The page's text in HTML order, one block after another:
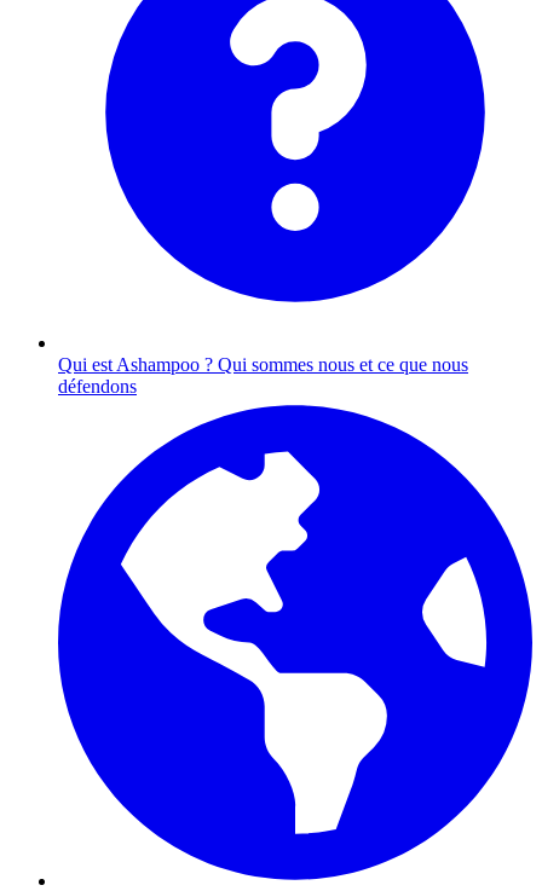
Qui est Ashampoo ? Qui sommes nous et ce que nous
défendons